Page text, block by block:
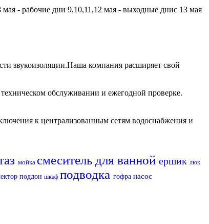
- рабочие дни 9,10,11,12 мая - выходные днис 13 мая
звукоизоляции.Наша компания расширяет свой
обслуживании и ежегодной проверке.
к централизованным сетям водоснабжения и
мойка смеситель для ванной ершик люк
поддон шкаф подводка гофра насос